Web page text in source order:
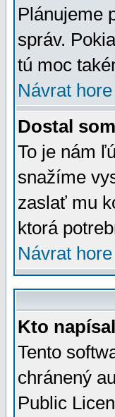
Plánujeme
správ.
tú moc
Návrat hore
Dostal
To je nám
snažíme
zaslať mu
ktorá
Návrat hore
Kto
Tento
chránený
Public